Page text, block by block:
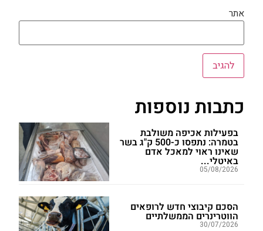
אתר
כתבות נוספות
בפעילות אכיפה משולבת
בטמרה: נתפסו כ-500 ק"ג בשר
שאינו ראוי למאכל אדם
באיטלי...
05/08/2026
הסכם קיבוצי חדש לרופאים
הווטרינרים הממשלתיים
30/07/2026